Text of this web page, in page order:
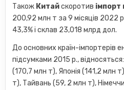
Також Китайскоротив імпорт
200,92 млн т за 9 місяців 2022
43,3% і склав 23,018 млрд дол.
До основних країн-імпортерів
підсумками 2015 р.,
(170,7 млн ​​т), Японія (141,2 млн
т), Тайвань (59, 2 млн т),